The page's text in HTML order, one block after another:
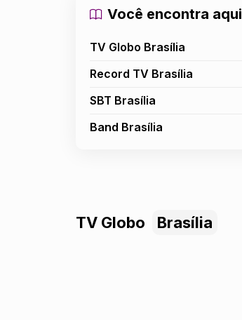
Você encontra aqui
TV Globo Brasília
Record TV Brasília
SBT Brasília
Band Brasília
TV Globo Brasília